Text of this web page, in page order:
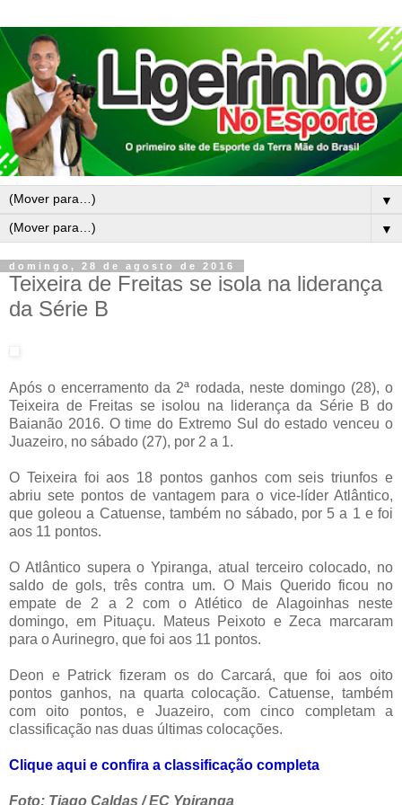
▼
▼
domingo, 28 de agosto de 2016
Teixeira de Freitas se isola na liderança
da Série B
Após o encerramento da 2ª rodada, neste domingo (28), o
Teixeira de Freitas se isolou na liderança da Série B do
Baianão 2016. O time do Extremo Sul do estado venceu o
Juazeiro, no sábado (27), por 2 a 1.
O Teixeira foi aos 18 pontos ganhos com seis triunfos e
abriu sete pontos de vantagem para o vice-líder Atlântico,
que goleou a Catuense, também no sábado, por 5 a 1 e foi
aos 11 pontos.
O Atlântico supera o Ypiranga, atual terceiro colocado, no
saldo de gols, três contra um. O Mais Querido ficou no
empate de 2 a 2 com o Atlético de Alagoinhas neste
domingo, em Pituaçu. Mateus Peixoto e Zeca marcaram
para o Aurinegro, que foi aos 11 pontos.
Deon e Patrick fizeram os do Carcará, que foi aos oito
pontos ganhos, na quarta colocação. Catuense, também
com oito pontos, e Juazeiro, com cinco completam a
classificação nas duas últimas colocações.
Clique aqui e confira a classificação completa
Foto: Tiago Caldas / EC Ypiranga